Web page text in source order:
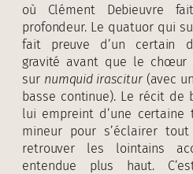
où Clément Debieuvre
profondeur. Le quatuor qui
fait preuve d’un certain
gravité avant que le chœur
sur numquid irascitur(avec
basse continue). Le récit
lui empreint d’une certaine
mineur pour s’éclairer
retrouver les lointains
entendue plus haut.